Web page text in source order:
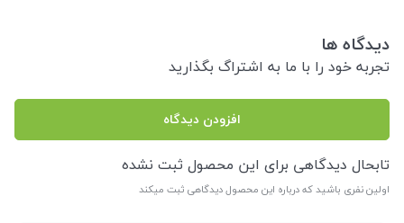
دیدگاه ها
تجربه خود را با ما به اشتراگ بگذارید
افزودن دیدگاه
تابحال دیدگاهی برای این محصول ثبت نشده
اولین نفری باشید که درباره این محصول دیدگاهی ثبت میکند